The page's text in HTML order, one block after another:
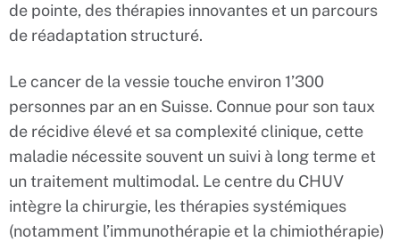
de pointe, des thérapies innovantes et un parcours
de réadaptation structuré.
Le cancer de la vessie touche environ 1’300
personnes par an en Suisse. Connue pour son taux
de récidive élevé et sa complexité clinique, cette
maladie nécessite souvent un suivi à long terme et
un traitement multimodal. Le centre du CHUV
intègre la chirurgie, les thérapies systémiques
(notamment l’immunothérapie et la chimiothérapie)